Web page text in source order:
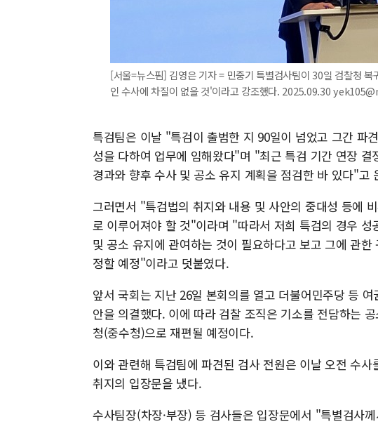
[서울=뉴스핌] 김영은 기자 = 민중기 특별검사팀이 30일 검찰청
인 수사에 차질이 없을 것'이라고 강조했다. 2025.09.30
특검팀은 이날 "특검이 출범한 지 90일이 넘었고 그간 파
성을 다하여 업무에 임해왔다"며 "최근 특검 기간 연장
경과와 향후 수사 및 공소 유지 계획을 점검한 바 있다"고
그러면서 "특검법의 취지와 내용 및 사안의 중대성 등에
로 이루어져야 할 것"이라며 "따라서 저희 특검의 경우
및 공소 유지에 관여하는 것이 필요하다고 보고 그에 관
정할 예정"이라고 덧붙였다.
앞서 국회는 지난 26일 본회의를 열고 더불어민주당 등
안을 의결했다. 이에 따라 검찰 조직은 기소를 전담하는
청(중수청)으로 재편될 예정이다.
이와 관련해 특검팀에 파견된 검사 전원은 이날 오전 수
취지의 입장문을 냈다.
수사팀장(차장·부장) 등 검사들은 입장문에서 "특별검사